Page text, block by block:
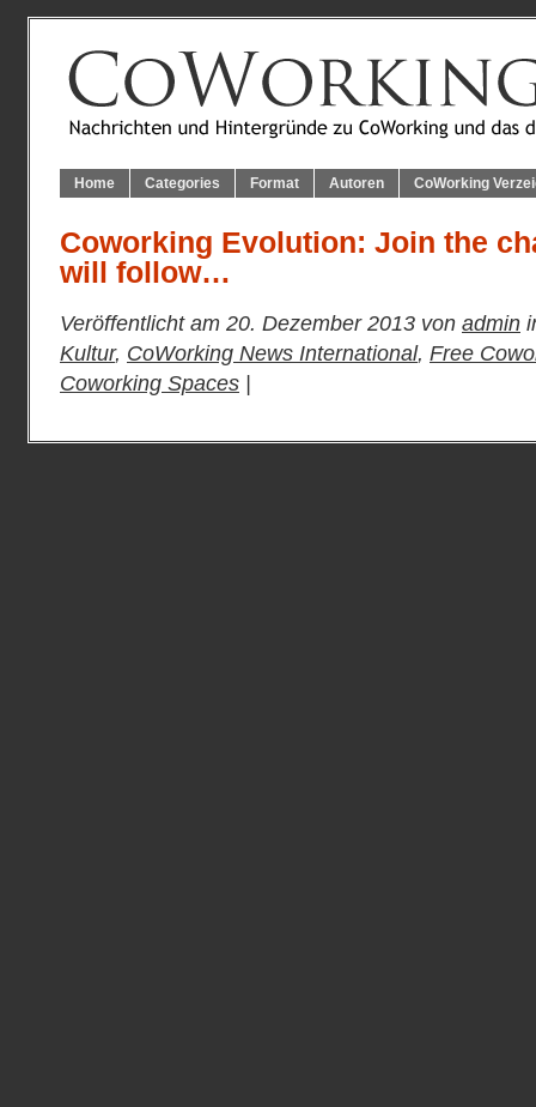
Home Categories Format Autoren CoWorking
Coworking Evolution: Join the
will follow…
Veröffentlicht am 20. Dezember 2013 von admin
Kultur, CoWorking News International, Free
Coworking Spaces